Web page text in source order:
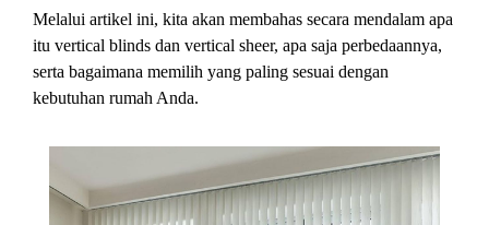
Melalui artikel ini, kita akan membahas secara mendalam apa
itu vertical blinds dan vertical sheer, apa saja perbedaannya,
serta bagaimana memilih yang paling sesuai dengan
kebutuhan rumah Anda.